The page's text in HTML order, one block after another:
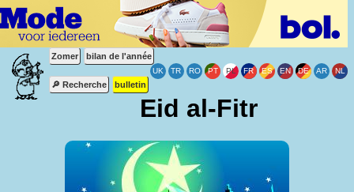
Zomer bilan de l'année
🔎 Recherche bulletin
Eid al-Fitr